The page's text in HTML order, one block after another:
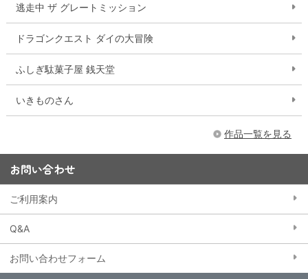
逃走中 ザ グレートミッション
ドラゴンクエスト ダイの大冒険
ふしぎ駄菓子屋 銭天堂
いきものさん
作品一覧を見る
お問い合わせ
ご利用案内
Q&A
お問い合わせフォーム